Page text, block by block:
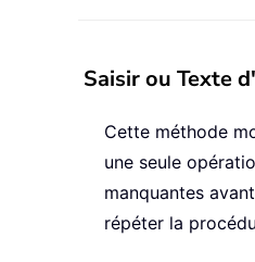
Saisir ou Texte
Cette méthode
une seule
manquantes
répéter la